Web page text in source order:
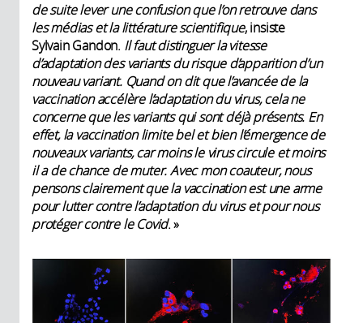
de suite lever une confusion que l’on retrouve dans
les médias et la littérature scientifique, insiste
Sylvain Gandon. Il faut distinguer la vitesse
d’adaptation des variants du risque d’apparition d’un
nouveau variant. Quand on dit que l’avancée de la
vaccination accélère l’adaptation du virus, cela ne
concerne que les variants qui sont déjà présents. En
effet, la vaccination limite bel et bien l’émergence de
nouveaux variants, car moins le virus circule et moins
il a de chance de muter. Avec mon coauteur, nous
pensons clairement que la vaccination est une arme
pour lutter contre l’adaptation du virus et pour nous
protéger contre le Covid. »